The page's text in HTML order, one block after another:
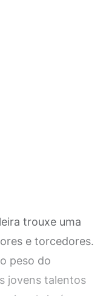
trouxe uma
e torcedores.
peso do
jovens talentos